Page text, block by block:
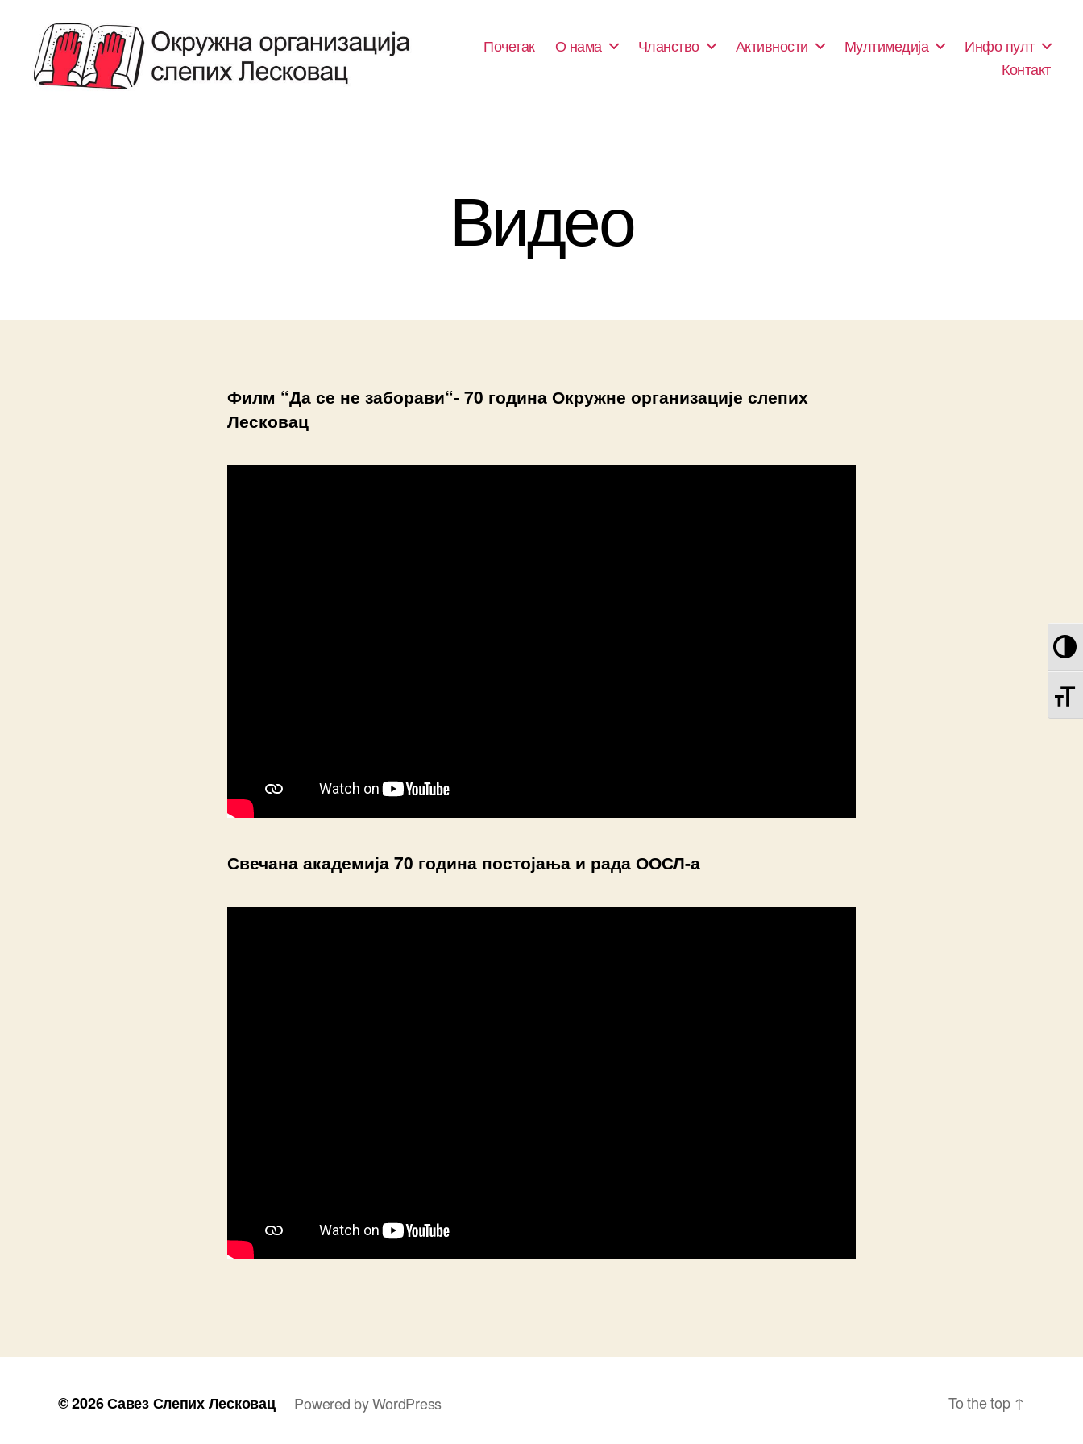
Почетак О нама Чланство Активности Мултимедија
Инфо пулт
Контакт
Видео
Филм “Да се не заборави“- 70 година Окружне организације слепих
Лесковац
Свечана академија 70 година постојања и рада ООСЛ-а
© 2026Савез Слепих Лесковац Powered by WordPress To the top ↑